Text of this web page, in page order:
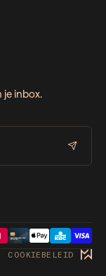
je inbox.
COOKIEBELEID